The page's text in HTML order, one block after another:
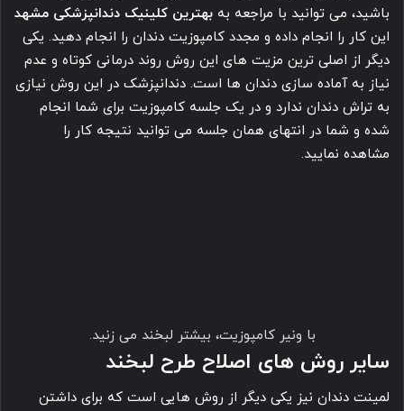
باشید، می توانید با مراجعه به بهترین کلینیک دندانپزشکی مشهد
این کار را انجام داده و مجدد کامپوزیت دندان را انجام دهید. یکی
دیگر از اصلی ترین مزیت های این روش روند درمانی کوتاه و عدم
نیاز به آماده سازی دندان ها است. دندانپزشک در این روش نیازی
به تراش دندان ندارد و در یک جلسه کامپوزیت برای شما انجام
شده و شما در انتهای همان جلسه می توانید نتیجه کار را
مشاهده نمایید.